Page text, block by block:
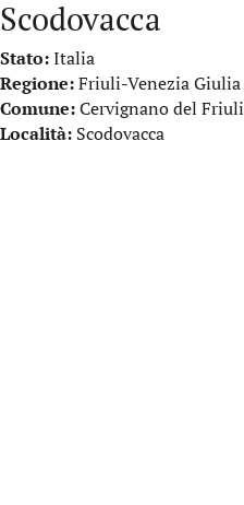
Scodovacca
Stato:Italia
Regione:Friuli-Venezia Giulia
Comune:Cervignano del Friuli
Località: Scodovacca